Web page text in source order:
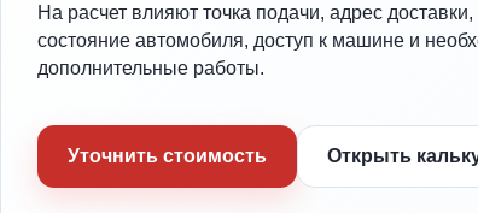
На расчет влияют точка подачи, адрес доставки,
состояние автомобиля, доступ к машине и
дополнительные работы.
Уточнить стоимость Открыть